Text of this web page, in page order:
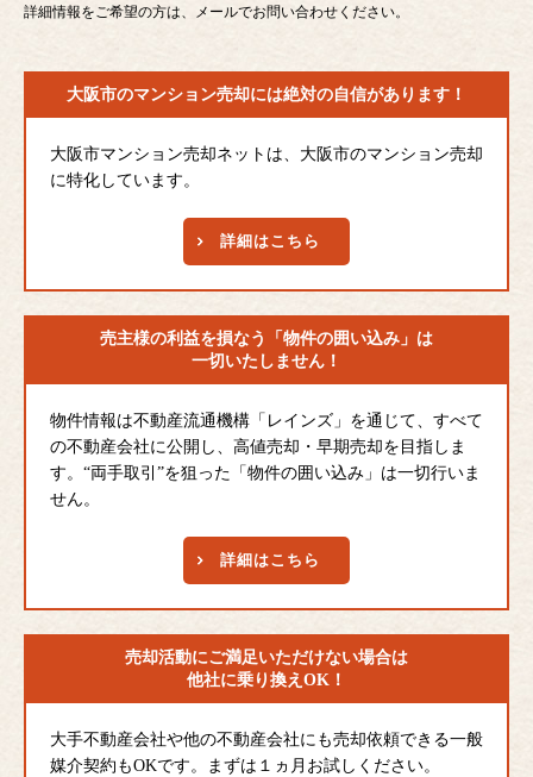
詳細情報をご希望の方は、メールでお問い合わせください。
大阪市のマンション売却には絶対の自信があります！
大阪市マンション売却ネットは、大阪市のマンション売却
に特化しています。
詳細はこちら
売主様の利益を損なう
「物件の囲い込み」は
一切いたしません！
物件情報は不動産流通機構「レインズ」を通じて、すべて
の不動産会社に公開し、高値売却・早期売却を目指しま
す。“両手取引”を狙った「物件の囲い込み」は一切行いま
せん。
詳細はこちら
売却活動にご満足いただけない場合は
他社に乗り換えOK！
大手不動産会社や他の不動産会社にも売却依頼できる一般
媒介契約もOKです。まずは１ヵ月お試しください。